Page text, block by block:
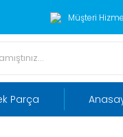
Müşteri
Parça